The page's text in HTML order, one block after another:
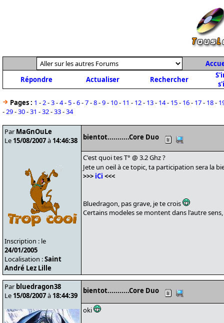
Répondre
Actualiser Rechercher
Pages : 1 -2-3-4-5-6-7-8-9- 10- 11 - 12- 13- 14- 15- 16- 17- 18-
-29-30-31 -32-33-34
Par MaGnOuLe
Le 15/08/2007à 14:46:38
Inscription : le
24/01/2005
Localisation :Saint
André Lez Lille
bientot...........Core Duo
C'est quoi tes T° @ 3.2 Ghz ?
Jete un oeil à ce topic, ta participation sera la
>>> iCi <<<
Bluedragon, pas grave, je te crois
Certains modeles se montent dans l'autre
Par bluedragon38
Le 15/08/2007à 18:44:39
bientot...........Core Duo
oki